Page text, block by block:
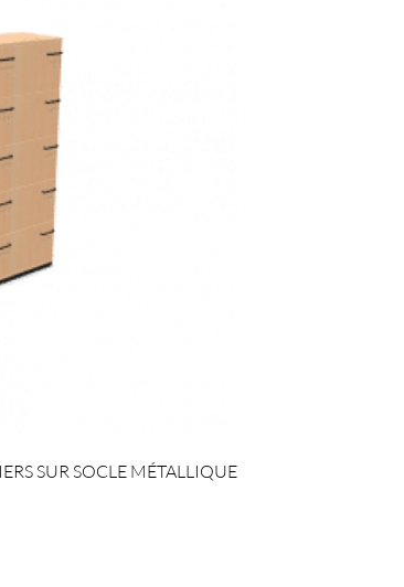
SUR SOCLE MÉTALLIQUE